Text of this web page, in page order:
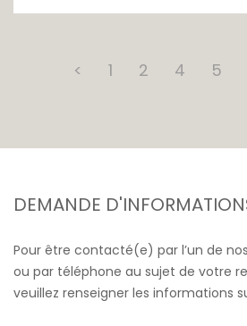
< 1 2 4 5
DEMANDE
Pour être contacté(e) par l’un de
ou par téléphone au sujet de votre
veuillez renseigner les informations